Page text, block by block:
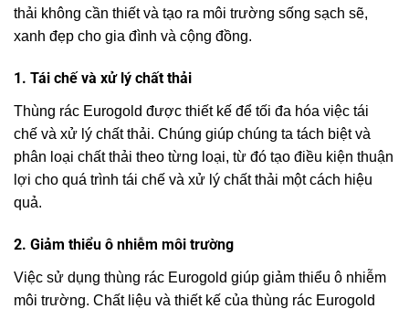
thải không cần thiết và tạo ra môi trường sống sạch sẽ,
xanh đẹp cho gia đình và cộng đồng.
1. Tái chế và xử lý chất thải
Thùng rác Eurogold được thiết kế để tối đa hóa việc tái
chế và xử lý chất thải. Chúng giúp chúng ta tách biệt và
phân loại chất thải theo từng loại, từ đó tạo điều kiện thuận
lợi cho quá trình tái chế và xử lý chất thải một cách hiệu
quả.
2. Giảm thiểu ô nhiễm môi trường
Việc sử dụng thùng rác Eurogold giúp giảm thiểu ô nhiễm
môi trường. Chất liệu và thiết kế của thùng rác Eurogold